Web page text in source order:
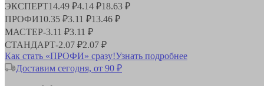
ЭКСПЕРТ14.49 ₽4.14 ₽18.63 ₽
ПРОФИ10.35 ₽3.11 ₽13.46 ₽
МАСТЕР-3.11 ₽3.11 ₽
СТАНДАРТ-2.07 ₽2.07 ₽
Как стать «ПРОФИ» сразу!Узнать подробнее
Доставим сегодня, от 90 ₽